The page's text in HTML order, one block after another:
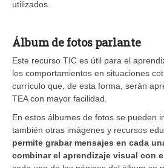
utilizados.
Álbum de fotos parlante
Este recurso TIC es útil para el
los comportamientos en situaciones
currículo que, de esta forma, serán
TEA con mayor facilidad.
En estos álbumes de fotos se pueden
también otras imágenes y recursos
permite grabar mensajes en cada
combinar el aprendizaje visual con